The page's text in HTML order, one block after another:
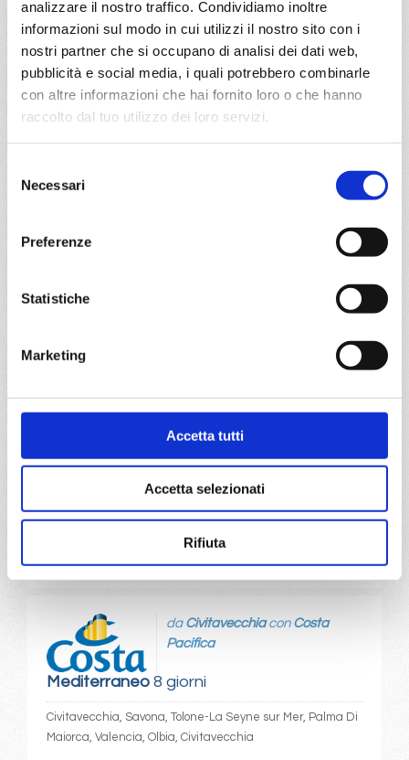
analizzare il nostro traffico. Condividiamo inoltre
informazioni sul modo in cui utilizzi il nostro sito con i
nostri partner che si occupano di analisi dei dati web,
pubblicità e social media, i quali potrebbero combinarle
con altre informazioni che hai fornito loro o che hanno
raccolto dal tuo utilizzo dei loro servizi.
delNecessari
Preferenze
Statistiche
Marketing
Accetta tutti
Accetta selezionati
Rifiuta
27/08/2026
€ 903
a partire da
€ 903
Atene (Pireo), La Valletta, Catania, Taranto, Argostoli,
a partire da
€ 999
DETTAGLI
Mediterraneo8 giorni
da Civitavecchiacon Costa
Pacifica
Civitavecchia, Savona, Tolone-La Seyne sur Mer, Palma Di
Maiorca, Valencia, Olbia, Civitavecchia